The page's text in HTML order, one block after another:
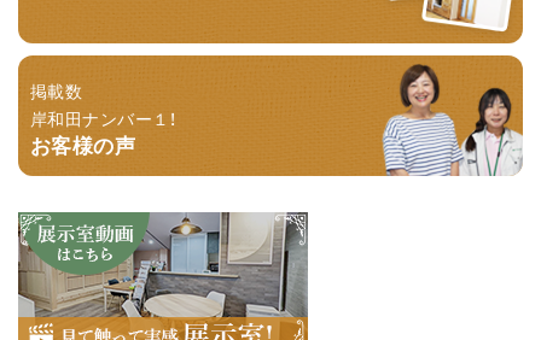
掲載数
岸和田ナンバー１！
お客様の声